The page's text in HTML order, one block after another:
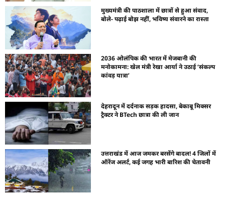
मुख्यमंत्री की पाठशाला में छात्रों से हुआ संवाद,
बोले- पढ़ाई बोझ नहीं, भविष्य संवारने का रास्ता
2036 ओलंपिक की भारत में मेजबानी की
मनोकामना: खेल मंत्री रेखा आर्या ने उठाई ‘संकल्प
कांवड़ यात्रा’
देहरादून में दर्दनाक सड़क हादसा, बेकाबू मिक्सर
ट्रैक्टर ने BTech छात्रा की ली जान
उत्तराखंड में आज जमकर बरसेंगे बादल! 4 जिलों में
ऑरेंज अलर्ट, कई जगह भारी बारिश की चेतावनी